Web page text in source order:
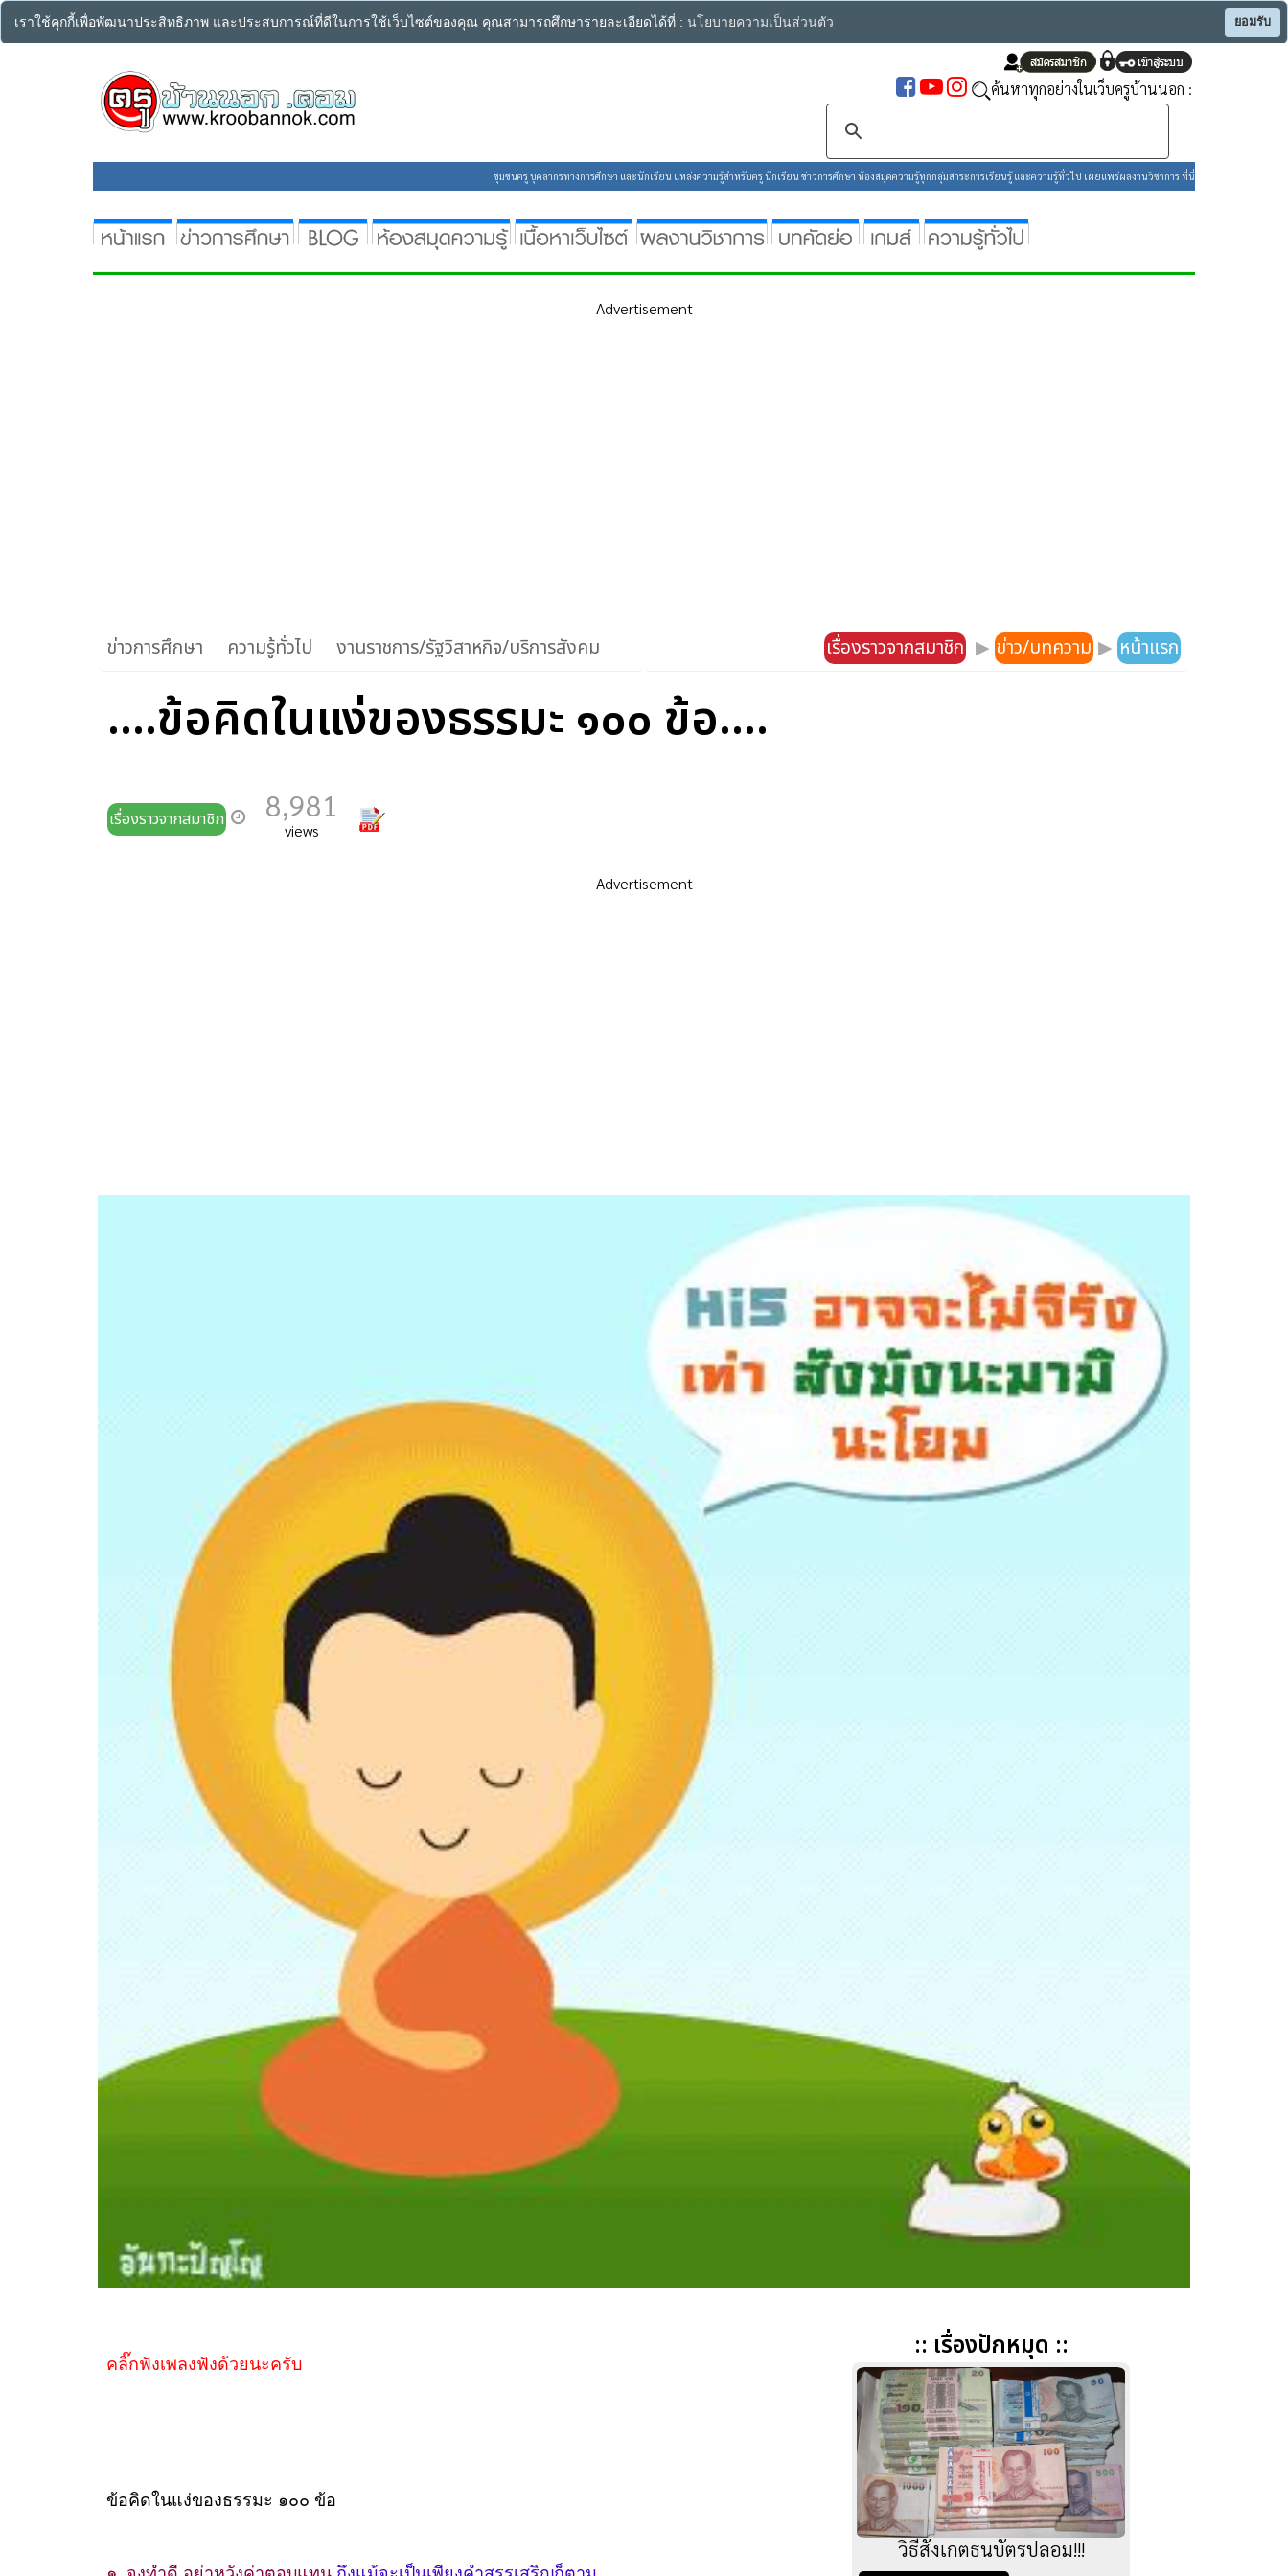
เราใช้คุกกี้เพื่อพัฒนาประสิทธิภาพ และประสบการณ์ที่ดีในการใช้เว็บไซต์ของคุณ คุณสามารถศึกษารายละเอียดได้ที่ : นโยบายความเป็นส่วนตัว ยอมรับ
ค้นหาทุกอย่างในเว็บครูบ้านนอก :
ชุมชนครู บุคลากรทางการศึกษา และนักเรียน แหล่งความรู้สำหรับครู นักเรียน ข่าวการศึกษา ห้องสมุดความรู้ทุกกลุ่มสาระการเรียนรู้ และความรู้ทั่วไป เผยแพร่ผลงานวิชาการ ที่นี่
Advertisement
ข่าวการศึกษา ความรู้ทั่วไป งานราชการ/รัฐวิสาหกิจ/บริการสังคม เรื่องราวจากสมาชิก ▶ ข่าว/บทความ ▶ หน้าแรก
....ข้อคิดในแง่ของธรรมะ ๑๐๐ ข้อ....
เรื่องราวจากสมาชิก 8,981
views
Advertisement
คลิ๊กฟังเพลงฟังด้วยนะครับ
ข้อคิดในแง่ของธรรมะ ๑๐๐ ข้อ
:: เรื่องปักหมุด ::
วิธีสังเกตธนบัตรปลอม!!!